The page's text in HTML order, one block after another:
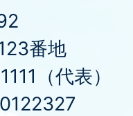
番地
（代表）